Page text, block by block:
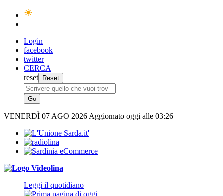
Login
facebook
twitter
CERCA
reset
VENERDÌ 07 AGO 2026 Aggiornato oggi alle 03:26
Leggi il quotidiano